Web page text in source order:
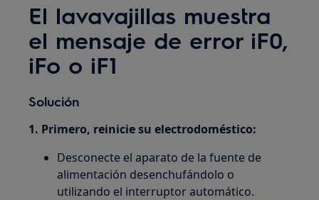
El lavavajillas muestra
el mensaje de error iF0,
iFo o iF1
Solución
1. Primero, reinicie su electrodoméstico:
Desconecte el aparato de la fuente de
alimentación desenchufándolo o
utilizando el interruptor automático.